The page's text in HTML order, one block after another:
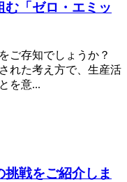
む「ゼロ・エミッ
ご存知でしょうか？
れた考え方で、生産活
を意...
戦をご紹介しま